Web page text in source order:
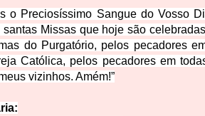
o Preciosíssimo Sangue do Vosso
Missas que hoje são
do Purgatório, pelos pecadores
Católica, pelos pecadores em
vizinhos. Amém!”